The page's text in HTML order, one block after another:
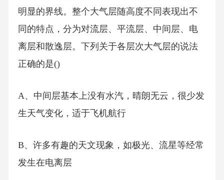
明显的界线。整个大气层随高度不同表现出不
同的特点，分为对流层、平流层、中间层、电
离层和散逸层。下列关于各层次大气层的说法
正确的是()
A、中间层基本上没有水汽，晴朗无云，很少发
生天气变化，适于飞机航行
B、许多有趣的天文现象，如极光、流星等经常
发生在电离层